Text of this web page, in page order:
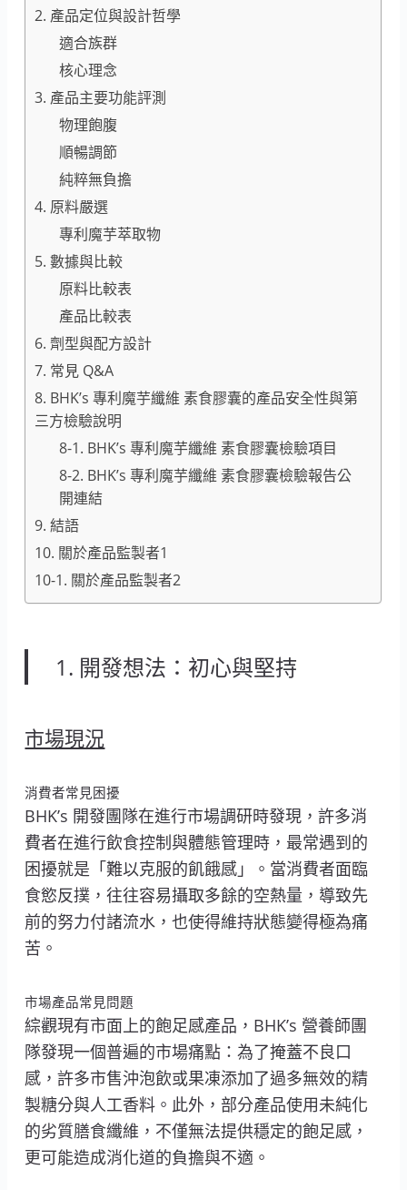
2. 產品定位與設計哲學
適合族群
核心理念
3. 產品主要功能評測
物理飽腹
順暢調節
純粹無負擔
4. 原料嚴選
專利魔芋萃取物
5. 數據與比較
原料比較表
產品比較表
6. 劑型與配方設計
7. 常見 Q&A
8. BHK’s 專利魔芋纖維 素食膠囊的產品安全性與第
三方檢驗說明
8-1. BHK’s 專利魔芋纖維 素食膠囊檢驗項目
8-2. BHK’s 專利魔芋纖維 素食膠囊檢驗報告公
開連結
9. 結語
10. 關於產品監製者1
10-1. 關於產品監製者2
1. 開發想法：初心與堅持
市場現況
消費者常見困擾
BHK’s 開發團隊在進行市場調研時發現，許多消
費者在進行飲食控制與體態管理時，最常遇到的
困擾就是「難以克服的飢餓感」。當消費者面臨
食慾反撲，往往容易攝取多餘的空熱量，導致先
前的努力付諸流水，也使得維持狀態變得極為痛
苦。
市場產品常見問題
綜觀現有市面上的飽足感產品，BHK’s 營養師團
隊發現一個普遍的市場痛點：為了掩蓋不良口
感，許多市售沖泡飲或果凍添加了過多無效的精
製糖分與人工香料。此外，部分產品使用未純化
的劣質膳食纖維，不僅無法提供穩定的飽足感，
更可能造成消化道的負擔與不適。